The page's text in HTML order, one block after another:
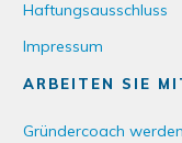
Haftungsausschluss
Impressum
ARBEITEN SIE
Gründercoach werden